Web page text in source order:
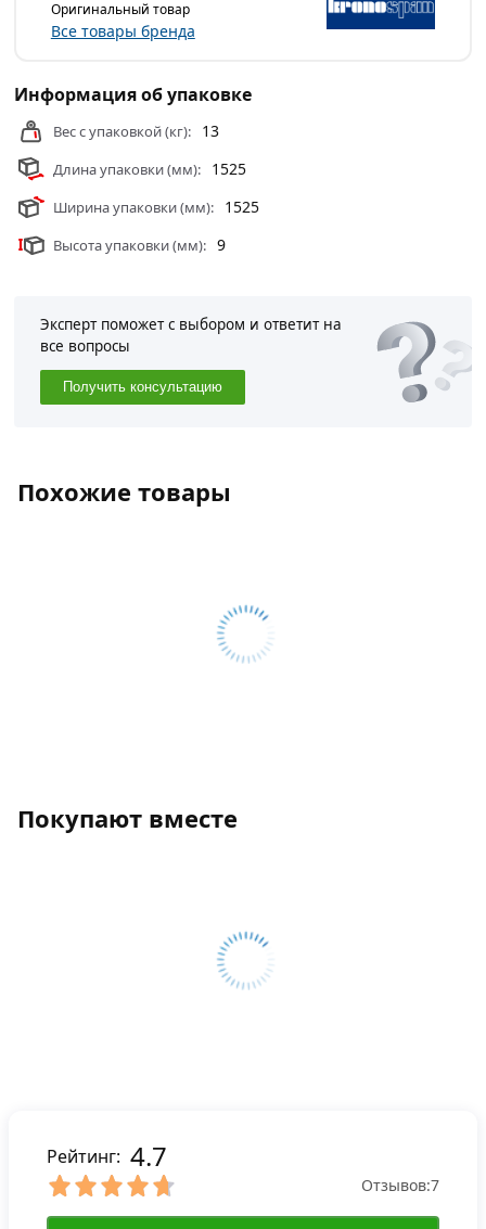
рекомендуется использовать для чистовой отделки.
мм 4/4 Толщина 9 мм из категории
Оригинальный товар
Все товары бренда
Информация об упаковке
Вес с упаковкой (кг): 13
Длина упаковки (мм): 1525
Ширина упаковки (мм): 1525
Высота упаковки (мм): 9
Эксперт поможет с выбором и ответит на
все вопросы
Получить консультацию
Похожие товары
Покупают вместе
Рейтинг: 4.7
Отзывов:7